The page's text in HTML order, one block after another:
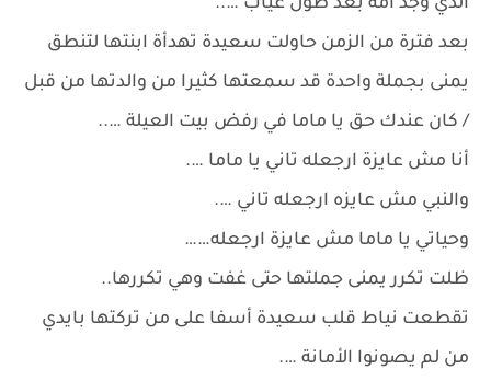
الذي وجد أمه بعد طول غياب …..
بعد فترة من الزمن حاولت سعيدة تهدأة ابنتها لتنطق
يمنى بجملة واحدة قد سمعتها كثيرا من والدتها من قبل
/ كان عندك حق يا ماما في رفض بيت العيلة …..
أنا مش عايزة ارجعله تاني يا ماما ….
والنبي مش عايزه ارجعله تاني ….
وحياتي يا ماما مش عايزة ارجعله……
ظلت تكرر يمنى جملتها حتى غفت وهي تكررها..
تقطعت نياط قلب سعيدة أسفا على من تركتها بايدي
من لم يصونوا الأمانة ….